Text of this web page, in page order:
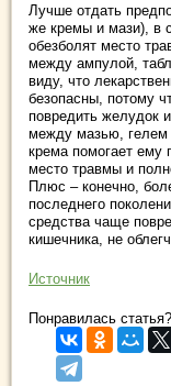
Лучше отдать
же кремы и мази), в
обезболят место
между ампулой,
виду, что
безопасны, потому
повредить желудок
между мазью, гелем
крема помогает ему
место травмы и
Плюс – конечно,
последнего
средства чаще
кишечника, не
Источник
Понравилась